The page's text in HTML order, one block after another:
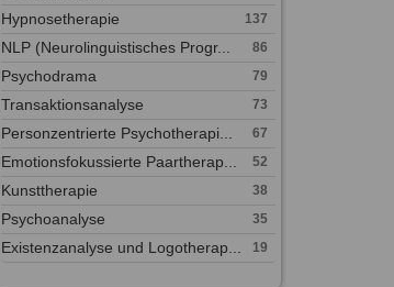
Hypnosetherapie 137
NLP (Neurolinguistisches Progr... 86
Psychodrama 79
Transaktionsanalyse 73
Personzentrierte Psychotherapi... 67
Emotionsfokussierte Paartherap... 52
Kunsttherapie 38
Psychoanalyse 35
Existenzanalyse und Logotherap... 19